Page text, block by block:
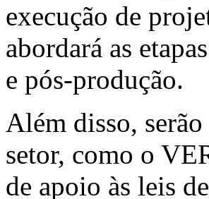
execução de
abordará as
e pós-produção.
Além disso,
setor, como o
de apoio às leis